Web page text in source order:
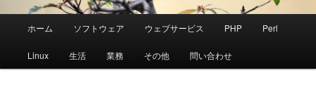
メ
ホーム ソフトウェア ウェブサービス PHP Perl
Linux 生活 業務 その他 問い合わせ